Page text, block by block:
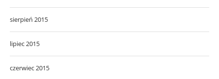
sierpień 2015
lipiec 2015
czerwiec 2015